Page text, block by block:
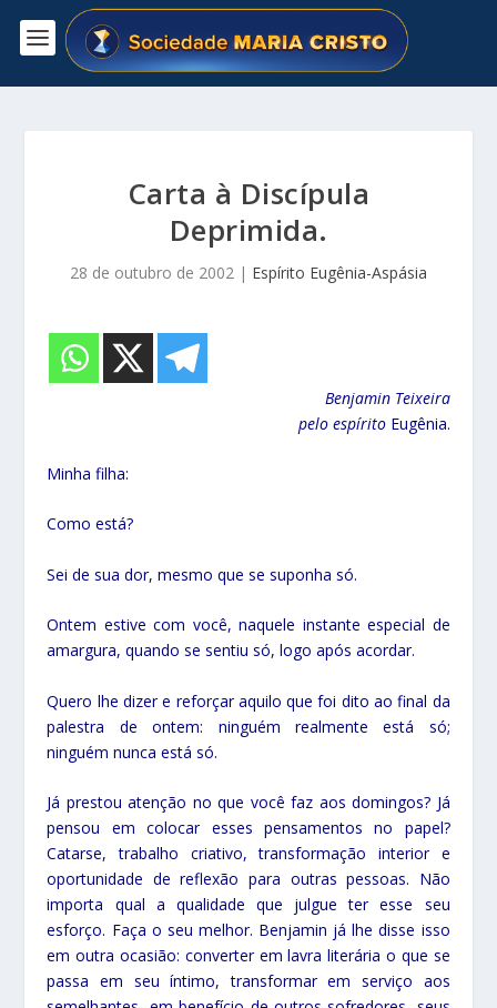
Carta à Discípula
Deprimida.
28 de outubro de 2002 | Espírito Eugênia-Aspásia
Benjamin Teixeira
pelo espíritoEugênia.
Minha filha:
Como está?
Sei de sua dor, mesmo que se suponha só.
Ontem estive com você, naquele instante especial de
amargura, quando se sentiu só, logo após acordar.
Quero lhe dizer e reforçar aquilo que foi dito ao final da
palestra de ontem: ninguém realmente está só;
ninguém nunca está só.
Já prestou atenção no que você faz aos domingos? Já
pensou em colocar esses pensamentos no papel?
Catarse, trabalho criativo, transformação interior e
oportunidade de reflexão para outras pessoas. Não
importa qual a qualidade que julgue ter esse seu
esforço. Faça o seu melhor. Benjamin já lhe disse isso
em outra ocasião: converter em lavra literária o que se
passa em seu íntimo, transformar em serviço aos